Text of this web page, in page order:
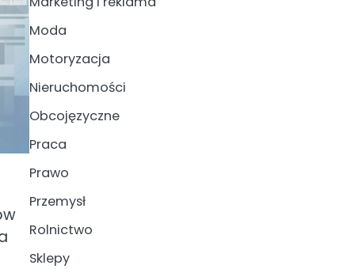
Moda
Motoryzacja
Nieruchomości
Obcojęzyczne
Praca
Prawo
Przemysł
Rolnictwo
Sklepy